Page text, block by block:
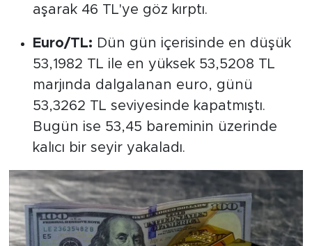
aşarak 46 TL'ye göz kırptı.
Euro/TL: Dün gün içerisinde en düşük
53,1982 TL ile en yüksek 53,5208 TL
marjında dalgalanan euro, günü
53,3262 TL seviyesinde kapatmıştı.
Bugün ise 53,45 bareminin üzerinde
kalıcı bir seyir yakaladı.